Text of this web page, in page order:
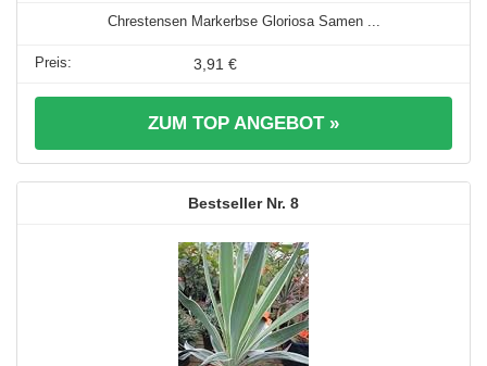
Chrestensen Markerbse Gloriosa Samen ...
3,91 €
ZUM TOP ANGEBOT »
8